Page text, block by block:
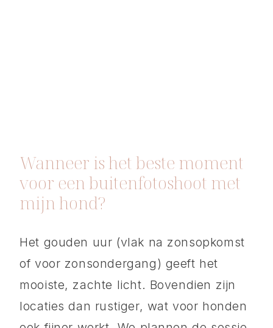
Het gouden uur (vlak na zonsopkomst
of voor zonsondergang) geeft het
mooiste, zachte licht. Bovendien zijn
locaties dan rustiger, wat voor honden
Wanneer is het beste moment
voor een buitenfotoshoot met
mijn hond?